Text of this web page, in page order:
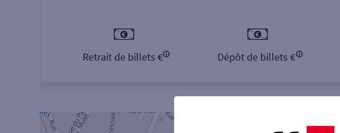
Retrait de billets € Dépôt de billets €